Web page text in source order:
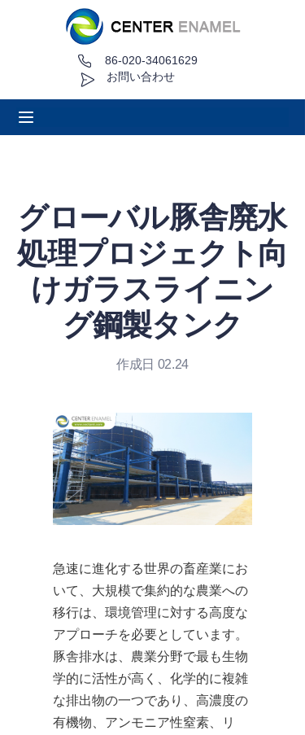
お問い合わせ
86-020-34061629
グローバル豚舎廃水
処理プロジェクト向
けガラスライニン
グ鋼製タンク
作成日 02.24
急速に進化する世界の畜産業にお
いて、大規模で集約的な農業への
移行は、環境管理に対する高度な
アプローチを必要としています。
豚舎排水は、農業分野で最も生物
学的に活性が高く、化学的に複雑
な排出物の一つであり、高濃度の
有機物、アンモニア性窒素、リ
について
プロジェクト事例
見積もり依頼
ニュース